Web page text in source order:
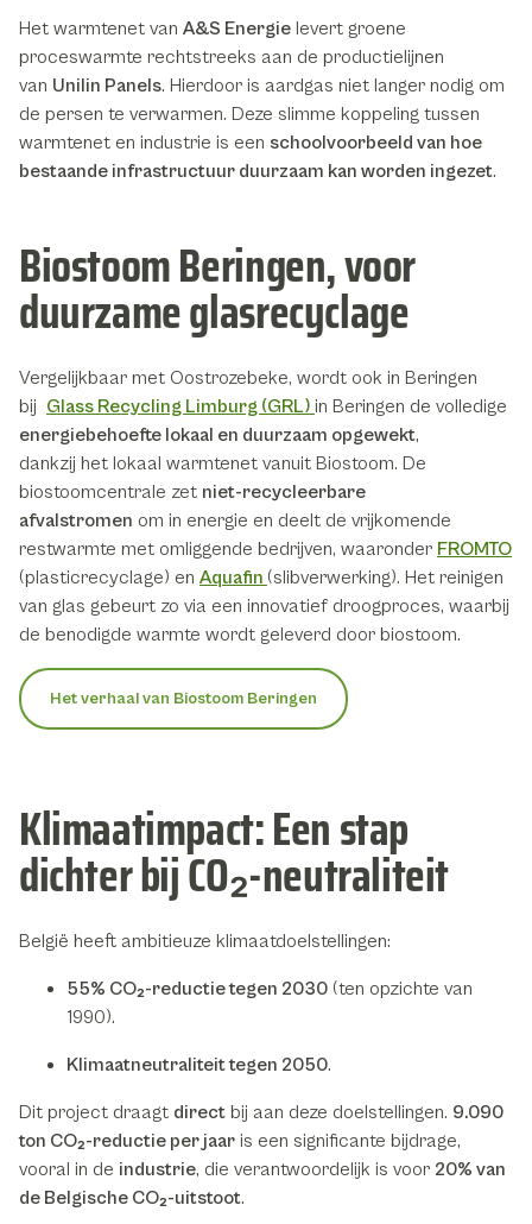
Het warmtenet van A&S Energie levert groene
proceswarmte rechtstreeks aan de productielijnen
van Unilin Panels. Hierdoor is aardgas niet langer nodig om
de persen te verwarmen. Deze slimme koppeling tussen
warmtenet en industrie is een schoolvoorbeeld van hoe
bestaande infrastructuur duurzaam kan worden ingezet.
Biostoom Beringen, voor
duurzame glasrecyclage
Vergelijkbaar met Oostrozebeke, wordt ook in Beringen
bij Glass Recycling Limburg (GRL) in Beringen de volledige
energiebehoefte lokaal en duurzaam opgewekt,
dankzij het lokaal warmtenet vanuit Biostoom. De
biostoomcentrale zet niet-recycleerbare
afvalstromen om in energie en deelt de vrijkomende
restwarmte met omliggende bedrijven, waaronder FROMTO
(plasticrecyclage) en Aquafin (slibverwerking). Het reinigen
van glas gebeurt zo via een innovatief droogproces, waarbij
de benodigde warmte wordt geleverd door biostoom.
Het verhaal van Biostoom Beringen
Klimaatimpact: Een stap
dichter bij CO₂-neutraliteit
België heeft ambitieuze klimaatdoelstellingen:
55% CO₂-reductie tegen 2030 (ten opzichte van
1990).
Klimaatneutraliteit tegen 2050.
Dit project draagt direct bij aan deze doelstellingen. 9.090
ton CO₂-reductie per jaar is een significante bijdrage,
vooral in de industrie, die verantwoordelijk is voor 20% van
de Belgische CO₂-uitstoot.